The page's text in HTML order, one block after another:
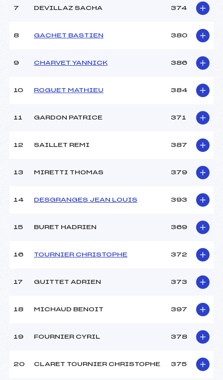
7 DEVILLAZ SACHA 374
8 GACHET BASTIEN 380
9 CHARVET YANNICK 386
10 ROGUET MATHIEU 384
11 GARDON PATRICE 371
12 SAILLET REMI 387
13 MIRETTI THOMAS 379
14 DESGRANGES JEAN LOUIS 393
15 BURET HADRIEN 369
16 TOURNIER CHRISTOPHE 372
17 GUITTET ADRIEN 373
18 MICHAUD BENOIT 397
19 FOURNIER CYRIL 378
20 CLARET TOURNIER CHRISTOPHE 375